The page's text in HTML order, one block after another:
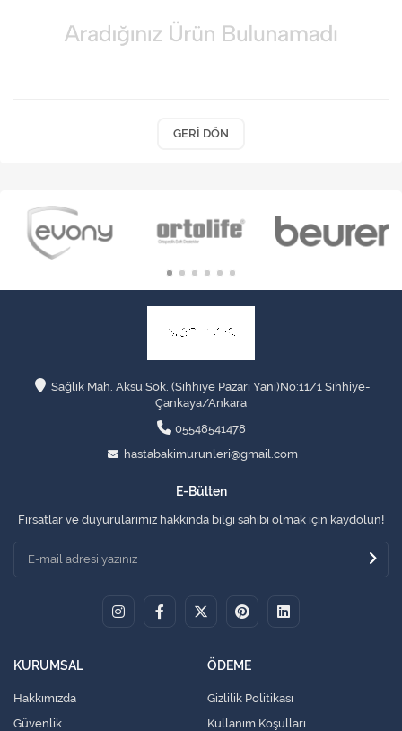
GERI DÖN
Sağlık Mah. Aksu Sok. (Sıhhıye Pazarı Yanı)No:11/1 Sıhhiye-
Çankaya/Ankara
05548541478
hastabakimurunleri@gmail.com
E-Bülten
Fırsatlar ve duyurularımız hakkında bilgi sahibi olmak için kaydolun!
KURUMSAL
Hakkımızda
Güvenlik
ÖDEME
Gizlilik Politikası
Kullanım Koşulları